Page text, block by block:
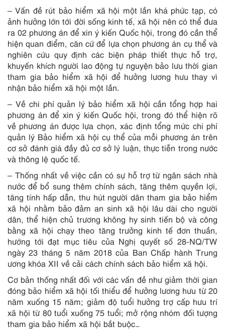
– Vấn đề rút bảo hiểm xã hội một lần khá phức tạp, có
ảnh hưởng lớn tới đời sống kinh tế, xã hội nên có thể đưa
ra 02 phương án để xin ý kiến Quốc hội, trong đó cần thể
hiện quan điểm, căn cứ để lựa chọn phương án cụ thể và
nghiên cứu quy định các biện pháp thiết thực hỗ trợ,
khuyến khích người lao động tự nguyện bảo lưu thời gian
tham gia bảo hiểm xã hội để hưởng lương hưu thay vì
nhận bảo hiểm xã hội một lần.
– Về chi phí quản lý bảo hiểm xã hội cần tổng hợp hai
phương án để xin ý kiến Quốc hội, trong đó thể hiện rõ
về phương án được lựa chọn, xác định tổng mức chi phí
quản lý Bảo hiểm xã hội cụ thể của mỗi phương án trên
cơ sở đánh giá đầy đủ cơ sở lý luận, thực tiễn trong nước
và thông lệ quốc tế.
– Thống nhất về việc cần có sự hỗ trợ từ ngân sách nhà
nước để bổ sung thêm chính sách, tăng thêm quyền lợi,
tăng tính hấp dẫn, thu hút người dân tham gia bảo hiểm
xã hội nhằm bảo đảm an sinh xã hội lâu dài cho người
dân, thể hiện chủ trương không hy sinh tiến bộ và công
bằng xã hội chạy theo tăng trưởng kinh tế đơn thuần,
hướng tới đạt mục tiêu của Nghị quyết số 28-NQ/TW
ngày 23 tháng 5 năm 2018 của Ban Chấp hành Trung
ương khóa XII về cải cách chính sách bảo hiểm xã hội.
Cơ bản thống nhất đối với các vấn đề như giảm thời gian
đóng bảo hiểm xã hội tối thiểu để hưởng lương hưu từ 20
năm xuống 15 năm; giảm độ tuổi hưởng trợ cấp hưu trí
xã hội từ 80 tuổi xuống 75 tuổi; mở rộng nhóm đối tượng
tham gia bảo hiểm xã hội bắt buộc…